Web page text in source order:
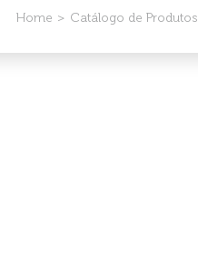
Home Catálogo de Produtos